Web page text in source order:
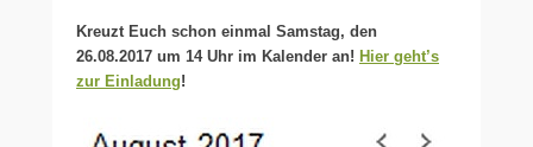
Kreuzt Euch schon einmal Samstag, den
26.08.2017 um 14 Uhr im Kalender an! Hier geht’s
zur Einladung!